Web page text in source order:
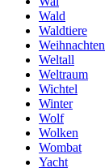
Wald
Waldtiere
Weihnachten
Weltall
Weltraum
Wichtel
Winter
Wolf
Wolken
Wombat
Yacht